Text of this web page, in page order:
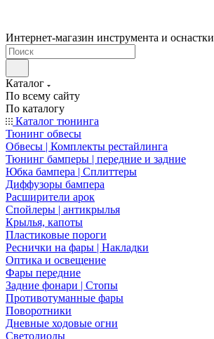
Интернет-магазин инструмента и оснастки
Каталог
По всему сайту
По каталогу
Каталог тюнинга
Тюнинг обвесы
Обвесы | Комплекты рестайлинга
Тюнинг бамперы | передние и задние
Юбка бампера | Сплиттеры
Диффузоры бампера
Расширители арок
Спойлеры | антикрылья
Крылья, капоты
Пластиковые пороги
Реснички на фары | Накладки
Оптика и освещение
Фары передние
Задние фонари | Стопы
Противотуманные фары
Поворотники
Дневные ходовые огни
Светодиоды